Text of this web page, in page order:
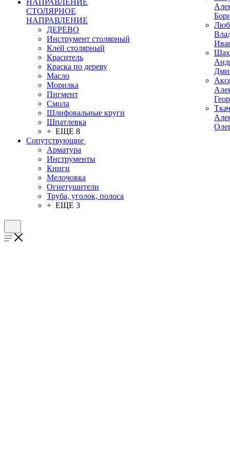
СТОЛЯРНОЕ
НАПРАВЛЕНИЕ
ДЕРЕВО
Инструмент столярный
Клей столярный
Краситель
Краска по дереву
Масло
Морилка
Пигмент
Смола
Шлифовальные круги
Шпатлевка
+ ЕЩЕ 8
Сопутствующие
Арматура
Инструменты
Книги
Мелочовка
Огнетушители
Труба, уголок, полоса
+ ЕЩЕ 3